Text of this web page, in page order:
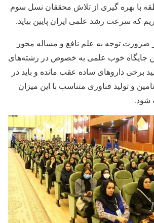
با بهره گیری از تلاش محققان نسل سوم
که سرعت رشد علمی ایران پایین بیاید.
بر ضرورت توجه به علم نافع و مساله محور
جایگاه خوب علمی به خصوص در رشته‌های
برخی داروهای ساده عقب مانده و باید در
و تولید فناوری متناسب با این میزان
شود.